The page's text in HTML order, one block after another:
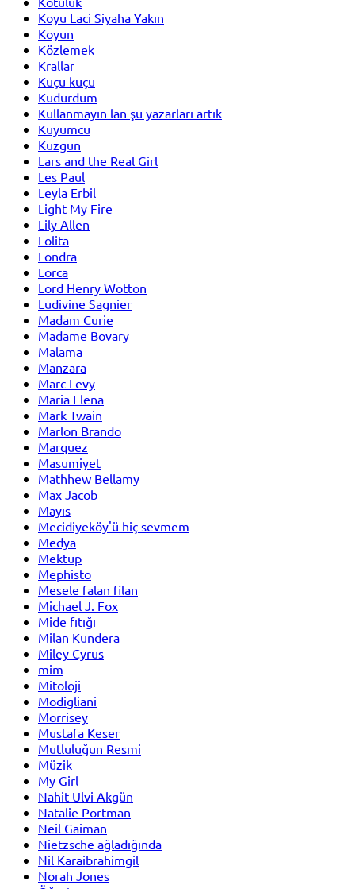
Koyu Laci Siyaha Yakın
Koyun
Közlemek
Krallar
Kuçu kuçu
Kudurdum
Kullanmayın lan şu yazarları artık
Kuyumcu
Kuzgun
Lars and the Real Girl
Les Paul
Leyla Erbil
Light My Fire
Lily Allen
Lolita
Londra
Lorca
Lord Henry Wotton
Ludivine Sagnier
Madam Curie
Madame Bovary
Malama
Manzara
Marc Levy
Maria Elena
Mark Twain
Marlon Brando
Marquez
Masumiyet
Mathhew Bellamy
Max Jacob
Mayıs
Mecidiyeköy'ü hiç sevmem
Medya
Mektup
Mephisto
Mesele falan filan
Michael J. Fox
Mide fıtığı
Milan Kundera
Miley Cyrus
mim
Mitoloji
Modigliani
Morrisey
Mustafa Keser
Mutluluğun Resmi
Müzik
My Girl
Nahit Ulvi Akgün
Natalie Portman
Neil Gaiman
Nietzsche ağladığında
Nil Karaibrahimgil
Norah Jones